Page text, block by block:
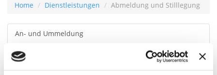
Home Dienstleistungen Abmeldung und Stilllegung
An- und Ummeldung
Abmeldung und Stilllegung